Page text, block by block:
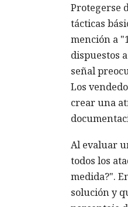
Protegerse
tácticas
mención a
dispuestos
señal
Los
crear una
Al evaluar
todos los
medida?".
solución y